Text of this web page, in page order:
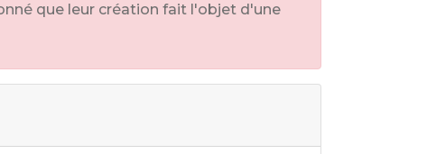
que leur création fait l'objet d'une